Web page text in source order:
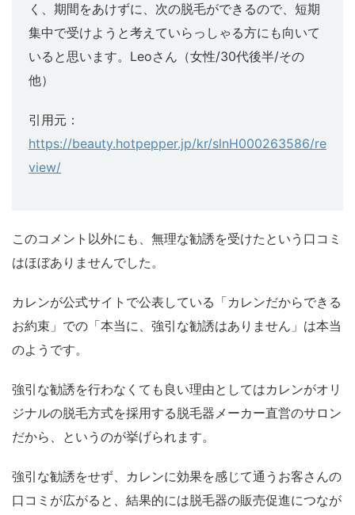
く、期間をあけずに、次の脱毛ができるので、短期
集中で受けようと考えていらっしゃる方にも向いて
いると思います。Leoさん（女性/30代後半/その
他）
引用元：
https://beauty.hotpepper.jp/kr/slnH000263586/re
view/
このコメント以外にも、無理な勧誘を受けたという口コミ
はほぼありませんでした。
カレンが公式サイトで公表している「カレンだからできる
お約束」での「本当に、強引な勧誘はありません」は本当
のようです。
強引な勧誘を行わなくても良い理由としてはカレンがオリ
ジナルの脱毛方式を採用する脱毛器メーカー直営のサロン
だから、というのが挙げられます。
強引な勧誘をせず、カレンに効果を感じて通うお客さんの
口コミが広がると、結果的には脱毛器の販売促進につなが